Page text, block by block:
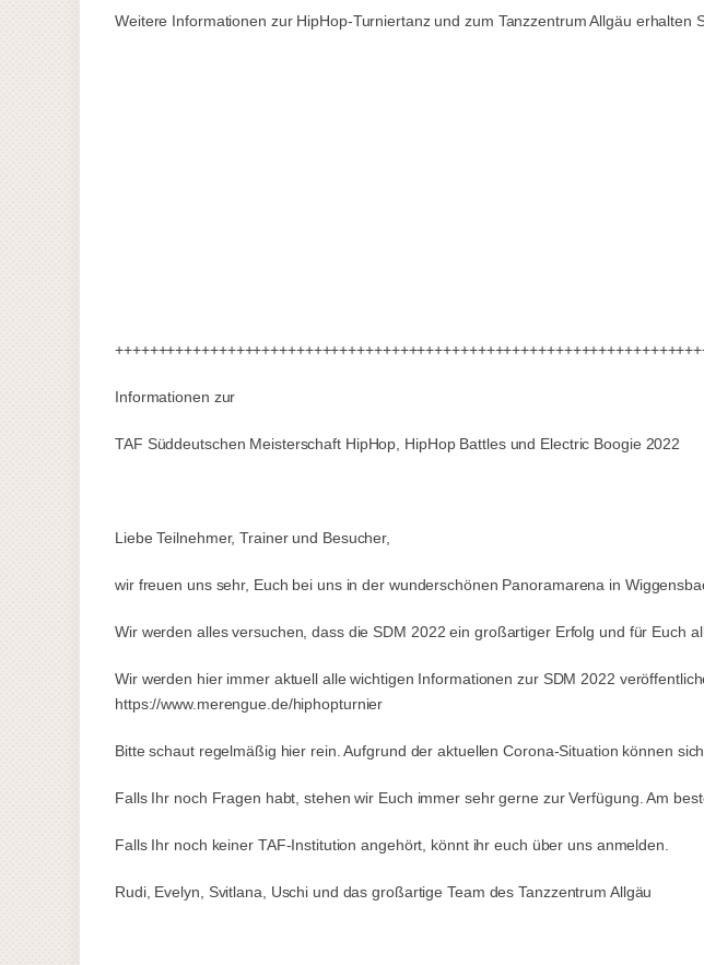
Weitere Informationen zur HipHop-Turniertanz und zum Tanzzentrum Allgäu
Informationen zur
TAF Süddeutschen Meisterschaft HipHop, HipHop Battles und Electric Boogie 2022
Liebe Teilnehmer, Trainer und Besucher,
wir freuen uns sehr, Euch bei uns in der wunderschönen Panoramarena in
Wir werden alles versuchen, dass die SDM 2022 ein großartiger Erfolg und für Euch
Wir werden hier immer aktuell alle wichtigen Informationen zur SDM 2022
https://www.merengue.de/hiphopturnier
Bitte schaut regelmäßig hier rein. Aufgrund der aktuellen Corona-Situation können
Falls Ihr noch Fragen habt, stehen wir Euch immer sehr gerne zur Verfügung. Am
Falls Ihr noch keiner TAF-Institution angehört, könnt ihr euch über uns anmelden.
Rudi, Evelyn, Svitlana, Uschi und das großartige Team des Tanzzentrum Allgäu